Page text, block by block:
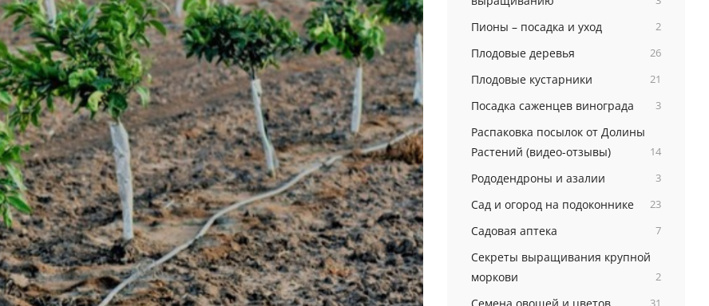
Пионы – посадка и уход 2
Плодовые деревья 26
Плодовые кустарники 21
Посадка саженцев винограда 3
Распаковка посылок от Долины
Растений (видео-отзывы)
14
Рододендроны и азалии 3
Сад и огород на подоконнике 23
Садовая аптека 7
Секреты выращивания крупной
моркови
2
31